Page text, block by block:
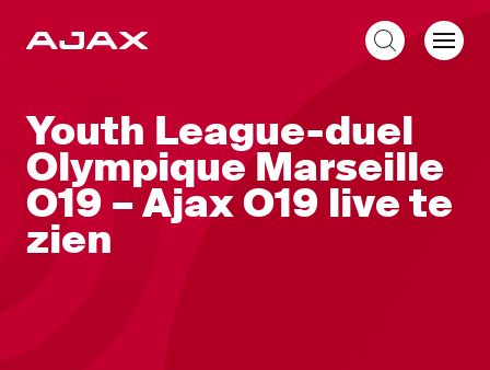
Youth League-duel
Olympique Marseille
O19 – Ajax O19 live te
zien